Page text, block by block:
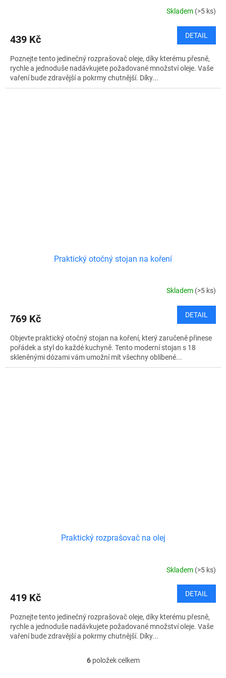
Skladem (>5 ks)
439 Kč DETAIL
Poznejte tento jedinečný rozprašovač oleje, díky kterému přesně,
rychle a jednoduše nadávkujete požadované množství oleje. Vaše
vaření bude zdravější a pokrmy chutnější. Díky...
Praktický otočný stojan na koření
Skladem (>5 ks)
769 Kč DETAIL
Objevte praktický otočný stojan na koření, který zaručeně přinese
pořádek a styl do každé kuchyně. Tento moderní stojan s 18
skleněnými dózami vám umožní mít všechny oblíbené...
Praktický rozprašovač na olej
Skladem (>5 ks)
419 Kč DETAIL
Poznejte tento jedinečný rozprašovač oleje, díky kterému přesně,
rychle a jednoduše nadávkujete požadované množství oleje. Vaše
vaření bude zdravější a pokrmy chutnější. Díky...
O
6položek celkem